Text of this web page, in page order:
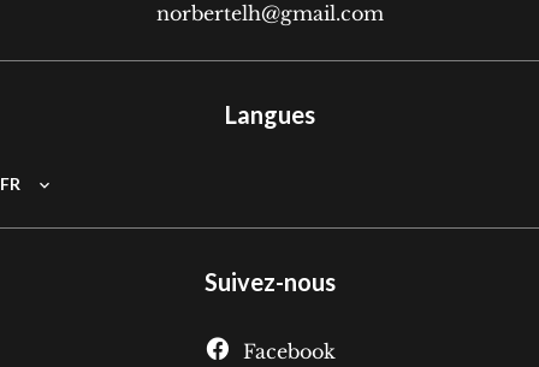
norbertelh@gmail.com
Langues
FR
Suivez-nous
Facebook